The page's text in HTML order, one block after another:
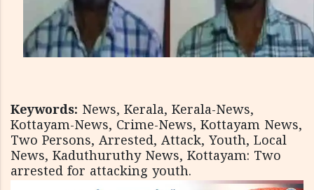
Keywords: News, Kerala, Kerala-News,
Kottayam-News, Crime-News, Kottayam News,
Two Persons, Arrested, Attack, Youth, Local
News, Kaduthuruthy News, Kottayam: Two
arrested for attacking youth.